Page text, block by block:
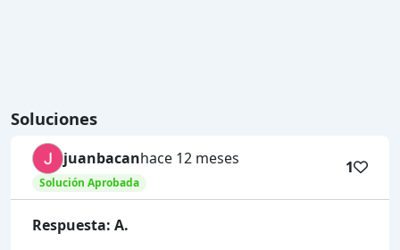
Soluciones
juanbacanhace 12 meses
Solución Aprobada
1
Respuesta: A.